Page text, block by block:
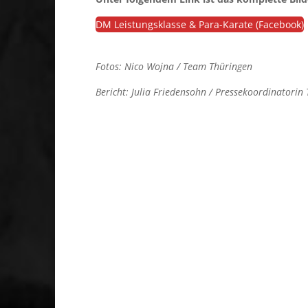
DM Leistungsklasse & Para-Karate (Facebook)
Fotos: Nico Wojna / Team Thüringen
Bericht: Julia Friedensohn / Pressekoordinatorin